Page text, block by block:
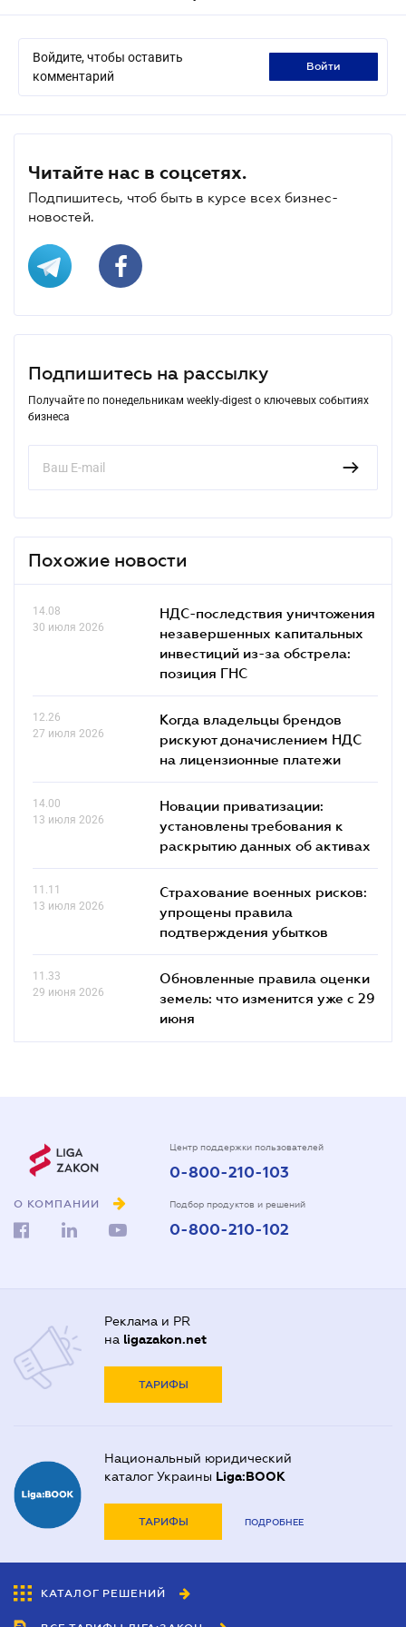
Войдите, чтобы оставить
комментарий
войти
Читайте нас в соцсетях.
Подпишитесь, чтоб быть в курсе всех бизнес-
новостей.
Подпишитесь на рассылку
Получайте по понедельникам weekly-digest о ключевых событиях
бизнеса
Похожие новости
14.08
30 июля 2026
НДС-последствия уничтожения
незавершенных капитальных
инвестиций из-за обстрела:
позиция ГНС
12.26
27 июля 2026
Когда владельцы брендов
рискуют доначислением НДС
на лицензионные платежи
14.00
13 июля 2026
Новации приватизации:
установлены требования к
раскрытию данных об активах
11.11
13 июля 2026
Страхование военных рисков:
упрощены правила
подтверждения убытков
11.33
29 июня 2026
Обновленные правила оценки
земель: что изменится уже с 29
июня
О КОМПАНИИ
Центр поддержки пользователей
0-800-210-103
Подбор продуктов и решений
0-800-210-102
Реклама и PR
на ligazakon.net
ТАРИФЫ
Национальный юридический
каталог Украины Liga:BOOK
ТАРИФЫ ПОДРОБНЕЕ
КАТАЛОГ РЕШЕНИЙ